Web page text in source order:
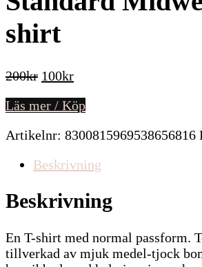
shirt
200kr Det
priset
200kr.
100krDet
priset
100kr.
Läs mer / Köp
Artikelnr: 8300815969538656816
Beskrivning
Beskrivning
En T-shirt med normal passform.
tillverkad av mjuk medel-tjock